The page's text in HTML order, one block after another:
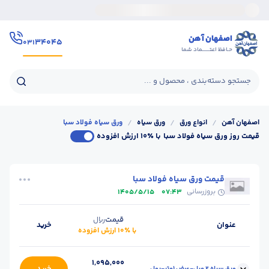
اصفهان آهن
حـافظ اعتــــــماد شما
۳۴۰۴۵۰۳۱
جستجو دسته‌بندی ، محصول و ...
اصفهان آهن / انواع ورق / ورق سیاه / ورق سیاه فولاد سبا
قیمت روز ورق سیاه فولاد سبا با ٪۱۰ ارزش افزوده
قیمت ورق سیاه فولاد سبا
بروزرسانی 07:43
1405/5/15
عنوان قیمتریال
با ٪۱۰ ارزش افزوده
خرید
1,095,000